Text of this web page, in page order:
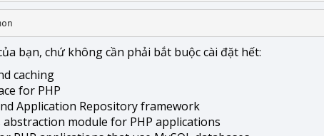
bạn, chứ không cần phải bắt buộc cài đặt hết:
caching
for PHP
Application Repository framework
abstraction module for PHP applications